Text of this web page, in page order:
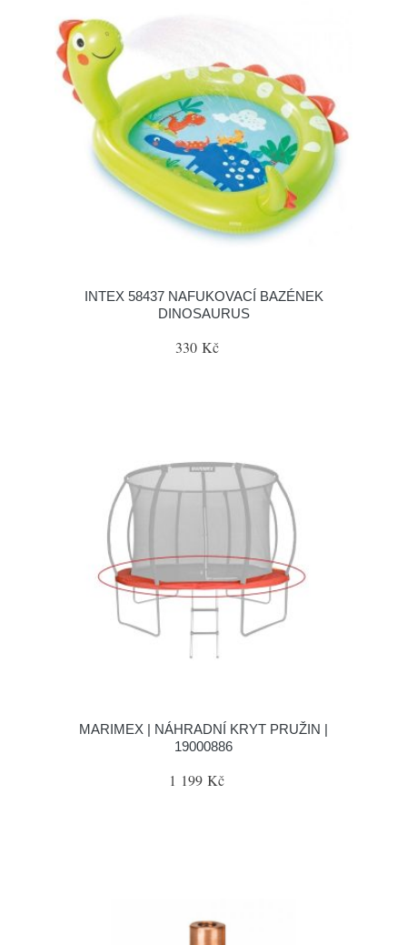
INTEX 58437 NAFUKOVACÍ BAZÉNEK
DINOSAURUS
330 Kč
MARIMEX | NÁHRADNÍ KRYT PRUŽIN |
19000886
1 199 Kč